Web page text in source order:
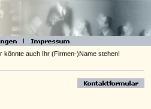
könnte auch Ihr (Firmen-)Name stehen!